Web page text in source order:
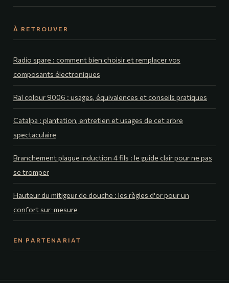
À RETROUVER
Radio spare : comment bien choisir et remplacer vos
composants électroniques
Ral colour 9006 : usages, équivalences et conseils pratiques
Catalpa : plantation, entretien et usages de cet arbre
spectaculaire
Branchement plaque induction 4 fils : le guide clair pour ne pas
se tromper
Hauteur du mitigeur de douche : les règles d'or pour un
confort sur-mesure
EN PARTENARIAT